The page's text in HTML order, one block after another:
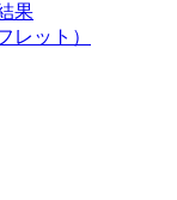
果
レット）